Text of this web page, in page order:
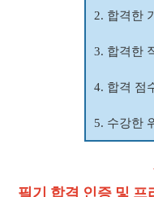
2. 합격한
3. 합격한
4. 합격 점
5. 수강한
필기 합격 인증 및 프